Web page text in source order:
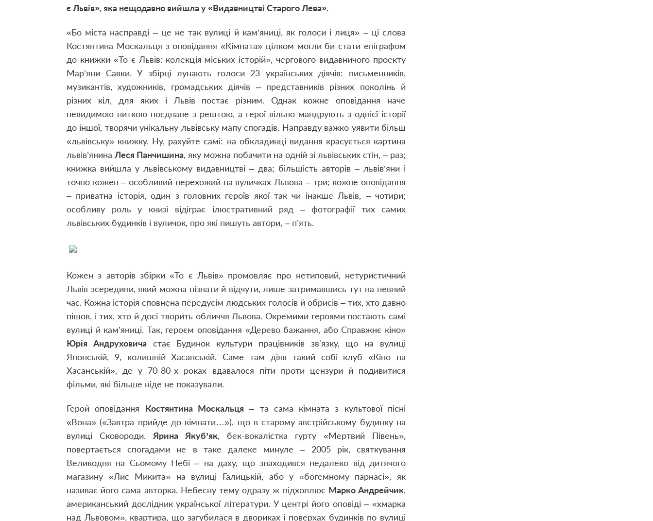
є Львів», яка нещодавно вийшла у «Видавництві Старого Лева».
«Бо міста насправді – це не так вулиці й кам’яниці, як голоси і лиця» – ці слова
Костянтина Москальця з оповідання «Кімната» цілком могли би стати епіграфом
до книжки «То є Львів: колекція міських історій», чергового видавничого проекту
Мар’яни Савки. У збірці лунають голоси 23 українських діячів: письменників,
музикантів, художників, громадських діячів – представників різних поколінь й
різних кіл, для яких і Львів постає різним. Однак кожне оповідання наче
невидимою ниткою поєднане з рештою, а герої вільно мандрують з однієї історії
до іншої, творячи унікальну львівську мапу спогадів. Направду важко уявити більш
«львівську» книжку. Ну, рахуйте самі: на обкладинці видання красується картина
львів’янина Леся Панчишина, яку можна побачити на одній зі львівських стін, – раз;
книжка вийшла у львівському видавництві – два; більшість авторів – львів’яни і
точно кожен – особливий перехожий на вуличках Львова – три; кожне оповідання
– приватна історія, один з головних героїв якої так чи інакше Львів, – чотири;
особливу роль у книзі відіграє ілюстративний ряд – фотографії тих самих
львівських будинків і вуличок, про які пишуть автори, – п’ять.
Кожен з авторів збірки «То є Львів» промовляє про нетиповий, нетуристичний
Львів зсередини, який можна пізнати й відчути, лише затримавшись тут на певний
час. Кожна історія сповнена передусім людських голосів й обрисів – тих, хто давно
пішов, і тих, хто й досі творить обличчя Львова. Окремими героями постають самі
вулиці й кам’яниці. Так, героєм оповідання «Дерево бажання, або Справжнє кіно»
Юрія Андруховичастає Будинок культури працівників зв'язку, що на вулиці
Японській, 9, колишній Хасанській. Саме там діяв такий собі клуб «Кіно на
Хасанській», де у 70-80-х роках вдавалося піти проти цензури й подивитися
фільми, які більше ніде не показували.
Герой оповідання Костянтина Москальця – та сама кімната з культової пісні
«Вона» («Завтра прийде до кімнати…»), що в старому австрійському будинку на
вулиці Сковороди. Ярина Якуб’як, бек-вокалістка гурту «Мертвий Півень»,
повертається спогадами не в таке далеке минуле – 2005 рік, святкування
Великодня на Сьомому Небі – на даху, що знаходився недалеко від дитячого
магазину «Лис Микита» на вулиці Галицькій, або у «богемному парнасі», як
називає його сама авторка. Небесну тему одразу ж підхоплює Марко Андрейчик,
американський дослідник української літератури. У центрі його оповіді – «хмарка
над Львовом», квартира, що загубилася в двориках і поверхах будинків по вулиці